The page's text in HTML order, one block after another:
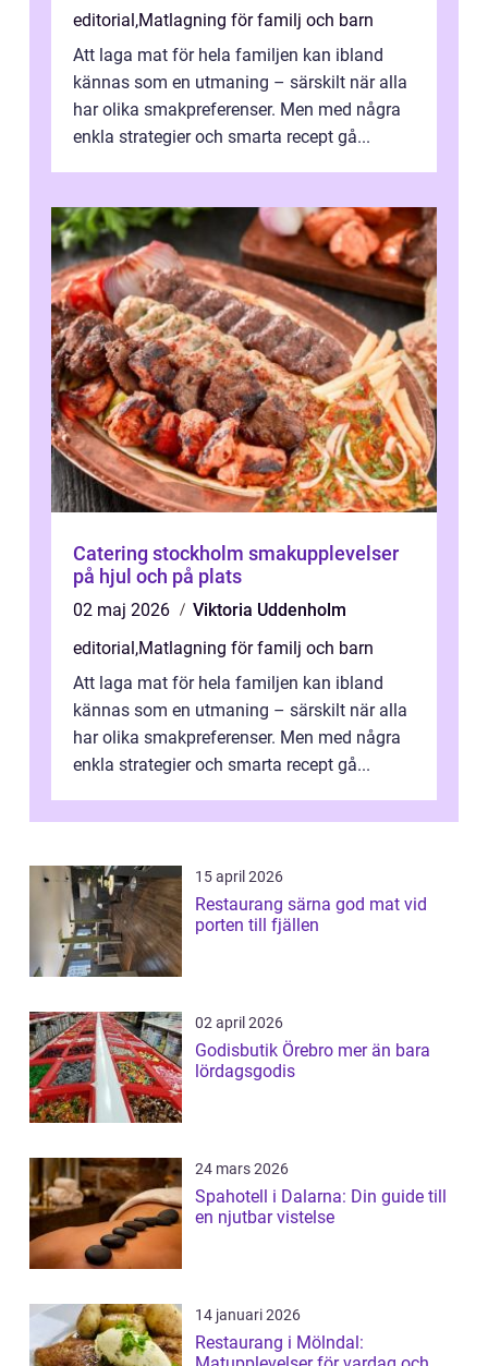
editorial ,Matlagning för familj och barn
Att laga mat för hela familjen kan ibland
kännas som en utmaning – särskilt när alla
har olika smakpreferenser. Men med några
enkla strategier och smarta recept gå...
Catering stockholm smakupplevelser
på hjul och på plats
02 maj 2026
Viktoria Uddenholm
editorial ,Matlagning för familj och barn
Att laga mat för hela familjen kan ibland
kännas som en utmaning – särskilt när alla
har olika smakpreferenser. Men med några
enkla strategier och smarta recept gå...
15 april 2026
Restaurang särna god mat vid
porten till fjällen
02 april 2026
Godisbutik Örebro mer än bara
lördagsgodis
24 mars 2026
Spahotell i Dalarna: Din guide till
en njutbar vistelse
14 januari 2026
Restaurang i Mölndal: